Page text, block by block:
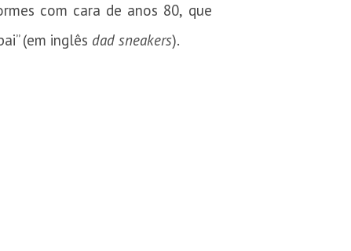
com cara de anos 80, que
(em inglês dad sneakers).